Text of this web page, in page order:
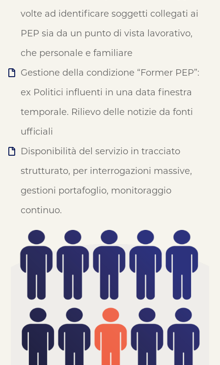
volte ad identificare soggetti collegati ai
PEP sia da un punto di vista lavorativo,
che personale e familiare
Gestione della condizione “Former PEP”:
ex Politici influenti in una data finestra
temporale. Rilievo delle notizie da fonti
ufficiali
Disponibilità del servizio in tracciato
strutturato, per interrogazioni massive,
gestioni portafoglio, monitoraggio
continuo.